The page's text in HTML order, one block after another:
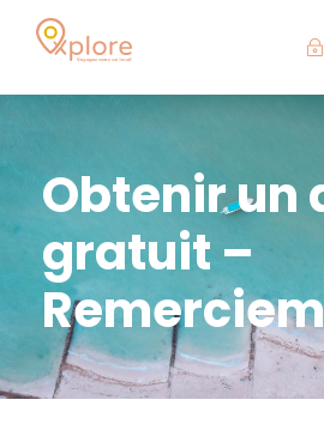
Obtenir un
gratuit –